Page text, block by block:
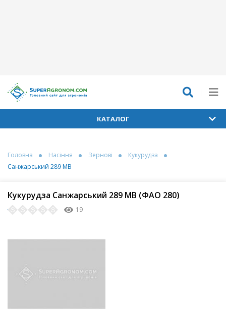
КАТАЛОГ
Головна Насіння Зернові
Кукурудза
Санжарський 289 МВ
Кукурудза Санжарський 289 МВ (ФАО 280)
19